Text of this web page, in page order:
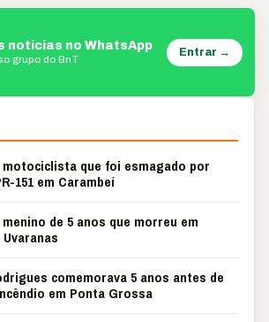
notícias no WhatsApp
grupo do BnT
Entrar →
que foi esmagado por
151 em Carambeí
de 5 anos que morreu em
comemorava 5 anos antes de
em Ponta Grossa